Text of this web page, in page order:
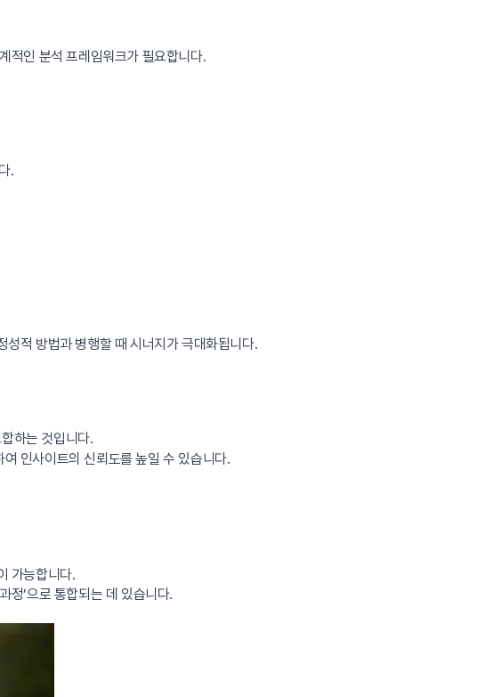
적인 분석 프레임워크가 필요합니다.
.
성적 방법과 병행할 때 시너지가 극대화됩니다.
하는 것입니다.
인사이트의 신뢰도를 높일 수 있습니다.
가능합니다.
정’으로 통합되는 데 있습니다.